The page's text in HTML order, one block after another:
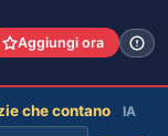
Aggiungi ora
che contano IA